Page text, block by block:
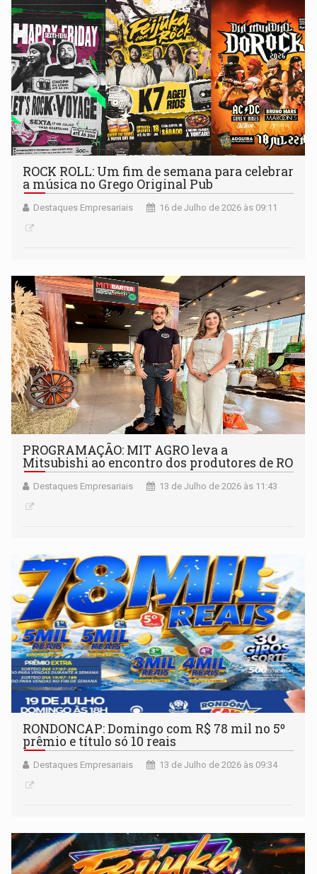
ROCK ROLL: Um fim de semana para celebrar
a música no Grego Original Pub
Destaques Empresariais 16 de Julho de 2026 às 09:11
PROGRAMAÇÃO: MIT AGRO leva a
Mitsubishi ao encontro dos produtores de RO
Destaques Empresariais 13 de Julho de 2026 às 11:43
RONDONCAP: Domingo com R$ 78 mil no 5º
prêmio e título só 10 reais
Destaques Empresariais 13 de Julho de 2026 às 09:34